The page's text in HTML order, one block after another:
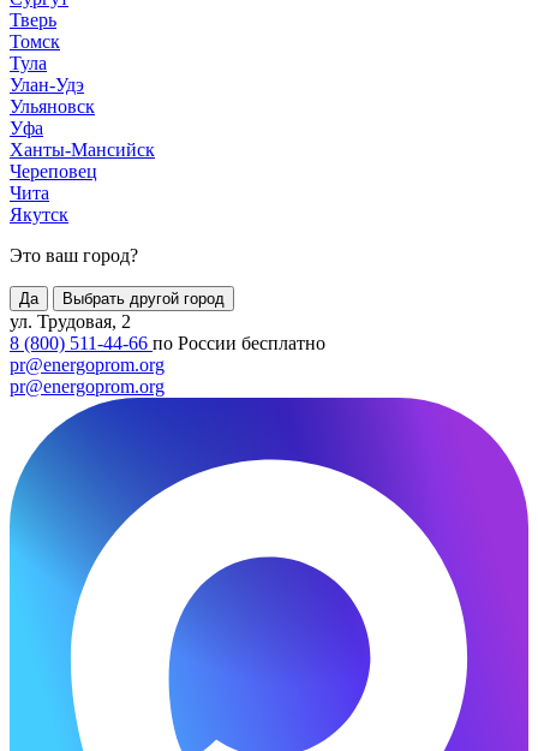
Тверь
Томск
Тула
Улан-Удэ
Ульяновск
Уфа
Ханты-Мансийск
Череповец
Чита
Якутск
Это ваш город?
Да Выбрать другой город
ул. Трудовая, 2
8 (800) 511-44-66 по России бесплатно
pr@energoprom.org
pr@energoprom.org